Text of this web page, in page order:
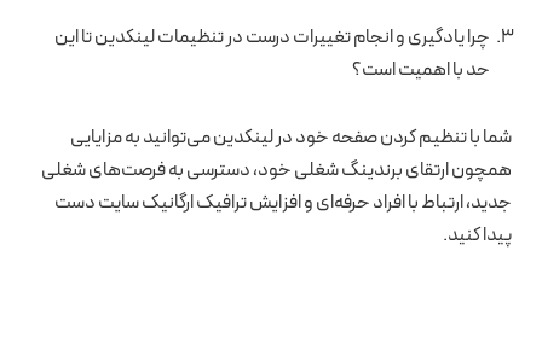
چرا یادگیری و انجام تغییرات درست در تنظیمات لینکدین تا این
حد با اهمیت است؟
شما با تنظیم کردن صفحه خود در لینکدین می‌توانید به مزایایی
همچون ارتقای برندینگ شغلی خود، دسترسی به فرصت‌های شغلی
جدید، ارتباط با افراد حرفه‌ای و افزایش ترافیک ارگانیک سایت دست
پیدا کنید.